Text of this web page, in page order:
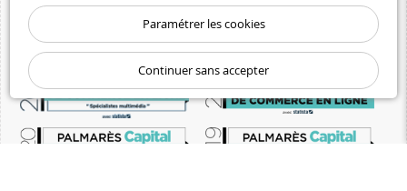
Paramétrer les cookies
Continuer sans accepter